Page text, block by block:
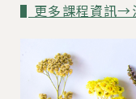
▌更多課程資訊→